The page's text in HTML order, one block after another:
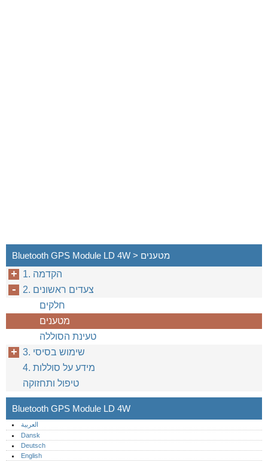
Bluetooth GPS Module LD 4W > מטענים
1. הקדמה
2. צעדים ראשונים
חלקים
מטענים
טעינת הסוללה
3. שימוש בסיסי
4. מידע על סוללות
טיפול ותחזוקה
Bluetooth GPS Module LD 4W
العربية
Dansk
Deutsch
English